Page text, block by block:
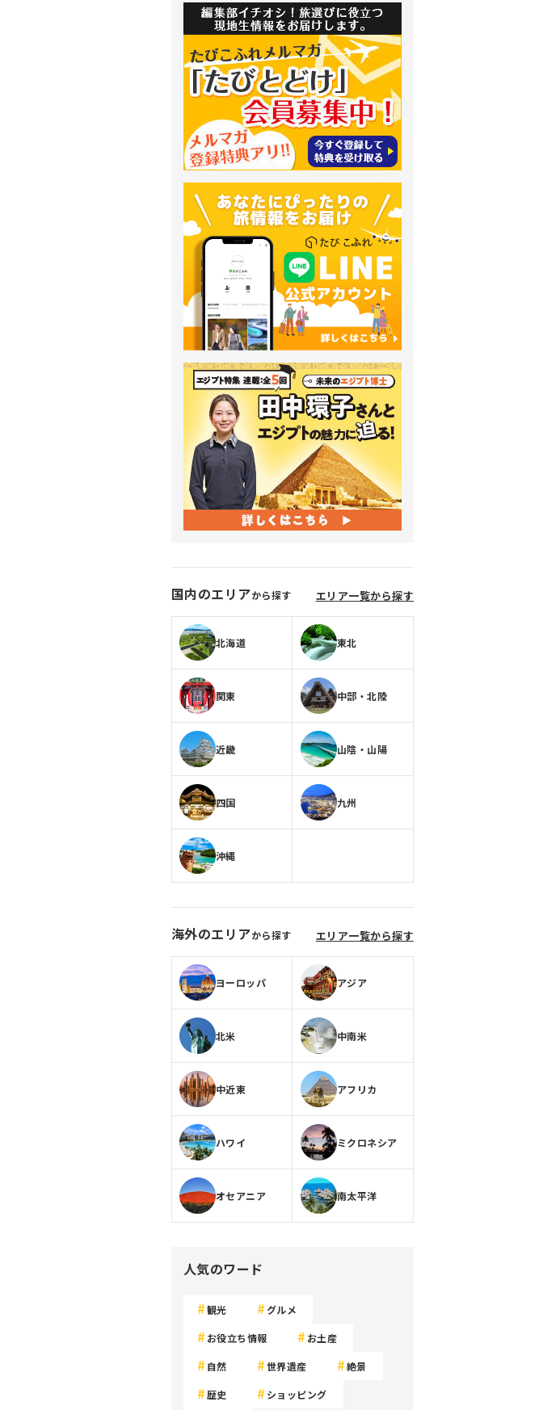
国内のエリアから探す エリア一覧から探す
北海道 東北
関東 中部・北陸
近畿 山陰・山陽
四国 九州
沖縄
海外のエリアから探す エリア一覧から探す
ヨーロッパ アジア
北米 中南米
中近東 アフリカ
ハワイ ミクロネシア
オセアニア 南太平洋
人気のワード
観光 グルメ
お役立ち情報 お土産
自然 世界遺産 絶景
歴史 ショッピング